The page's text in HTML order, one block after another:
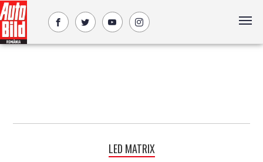
LED MATRIX